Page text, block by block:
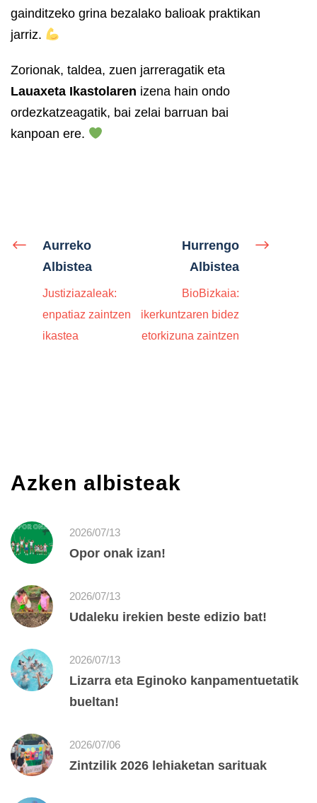
gainditzeko grina bezalako balioak praktikan
jarriz.
Zorionak, taldea, zuen jarreragatik eta
Lauaxeta Ikastolaren izena hain ondo
ordezkatzeagatik, bai zelai barruan bai
kanpoan ere.
Aurreko
Albistea
Justiziazaleak:
enpatiaz zaintzen
ikastea
Hurrengo
Albistea
BioBizkaia:
ikerkuntzaren bidez
etorkizuna zaintzen
Azken albisteak
2026/07/13
Opor onak izan!
2026/07/13
Udaleku irekien beste edizio bat!
2026/07/13
Lizarra eta Eginoko kanpamentuetatik
bueltan!
2026/07/06
Zintzilik 2026 lehiaketan sarituak